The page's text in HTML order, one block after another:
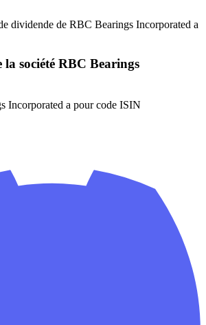
dividende de RBC Bearings Incorporated a
société RBC Bearings
Incorporated a pour code ISIN